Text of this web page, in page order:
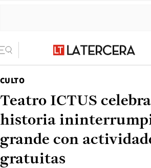
CULTO
Teatro ICTUS
historia
grande con
gratuitas